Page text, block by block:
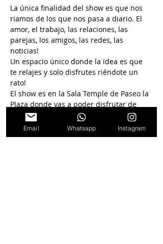
La única finalidad del show es que nos
riamos de los que nos pasa a diario. El
amor, el trabajo, las relaciones, las
parejas, los amigos, las redes, las
noticias!
Un espacio único donde la idea es que
te relajes y solo disfrutes riéndote un
rato!
El show es en la Sala Temple de Paseo la
Plaza donde vas a poder disfrutar de
algo para tomar o comer mientras ver el
show!Email Whatsapp Instagram